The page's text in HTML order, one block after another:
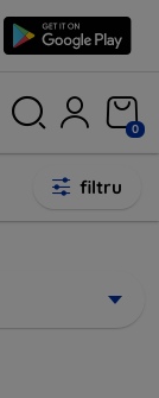
0
filtru